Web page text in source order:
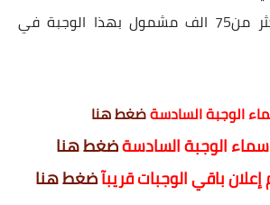
اكثر من75 الف مشمول بهذا الوجبة في
الوجبة السادسةضغط هنا
الوجبة السادسةضغط هنا
باقي الوجبات قريبآضغط هنا